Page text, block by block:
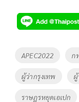
e
b
o
k
tt
er
p
Tags
APEC2022 ก
ผู้ว่ากรุงเทพ
ราษฎรหยุดเอเปก